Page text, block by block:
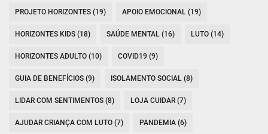
PROJETO HORIZONTES (19) APOIO EMOCIONAL (19)
HORIZONTES KIDS (18) SAÚDE MENTAL (16) LUTO (14)
HORIZONTES ADULTO (10) COVID19 (9)
GUIA DE BENEFÍCIOS (9) ISOLAMENTO SOCIAL (8)
LIDAR COM SENTIMENTOS (8) LOJA CUIDAR (7)
AJUDAR CRIANÇA COM LUTO (7) PANDEMIA (6)